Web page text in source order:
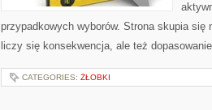
przypadkowych wyborów. Strona skupia
liczy się konsekwencja, ale też
CATEGORIES: ŻŁOBKI